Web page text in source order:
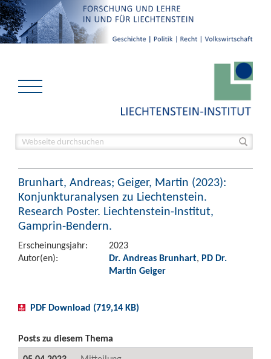
Brunhart, Andreas; Geiger, Martin (2023):
Konjunkturanalysen zu Liechtenstein.
Research Poster. Liechtenstein-Institut,
Gamprin-Bendern.
Erscheinungsjahr:
2023
Autor(en):
Dr. Andreas Brunhart, PD Dr.
Martin Geiger
PDF Download (719,14 KB)
Posts zu diesem Thema